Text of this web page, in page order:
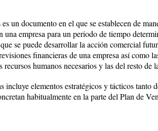
un documento en el que se establecen de
una empresa para un periodo de tiempo
se puede desarrollar la acción comercial
financieras de una empresa así como
humanos necesarios y las del resto de
incluye elementos estratégicos y tácticos
habitualmente en la parte del Plan de